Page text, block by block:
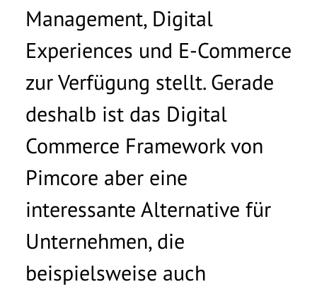
Management, Digital
Experiences und E-Commerce
zur Verfügung stellt. Gerade
deshalb ist das Digital
Commerce Framework von
Pimcore aber eine
interessante Alternative für
Unternehmen, die
beispielsweise auch